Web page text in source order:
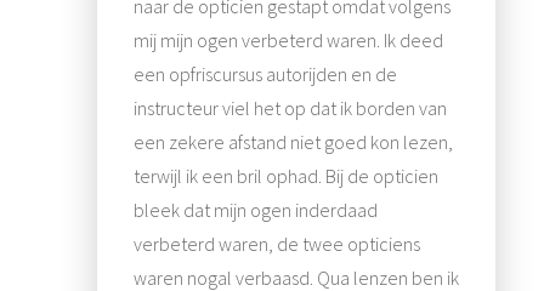
naar de opticien gestapt omdat volgens
mij mijn ogen verbeterd waren. Ik deed
een opfriscursus autorijden en de
instructeur viel het op dat ik borden van
een zekere afstand niet goed kon lezen,
terwijl ik een bril ophad. Bij de opticien
bleek dat mijn ogen inderdaad
verbeterd waren, de twee opticiens
waren nogal verbaasd. Qua lenzen ben ik